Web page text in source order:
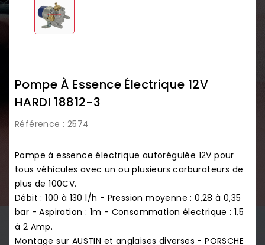
Pompe À Essence Électrique 12V
HARDI 18812-3
Référence : 2574
Pompe à essence électrique autorégulée 12V pour
tous véhicules avec un ou plusieurs carburateurs de
plus de 100CV.
Débit : 100 à 130 l/h - Pression moyenne : 0,28 à 0,35
bar - Aspiration : 1m - Consommation électrique : 1,5
à 2 Amp.
Montage sur AUSTIN et anglaises diverses - PORSCHE